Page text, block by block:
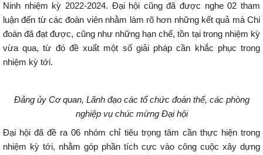
Ninh nhiệm kỳ 2022-2024. Đại hội cũng đã được nghe 02 tham
luận đến từ các đoàn viên nhằm làm rõ hơn những kết quả mà Chi
đoàn đã đạt được, cũng như những hạn chế, tồn tại trong nhiệm kỳ
vừa qua, từ đó đề xuẩt một số giải pháp cần khắc phục trong
nhiệm kỳ tới.
Đảng ủy Cơ quan, Lãnh đạo các tổ chức đoàn thể, các phòng
nghiệp vụ chúc mừng Đại hội
Đại hội đã đề ra 06 nhóm chỉ tiêu trọng tâm cần thực hiện trong
nhiệm kỳ tới, nhằm góp phần tích cực vào công cuộc xây dựng